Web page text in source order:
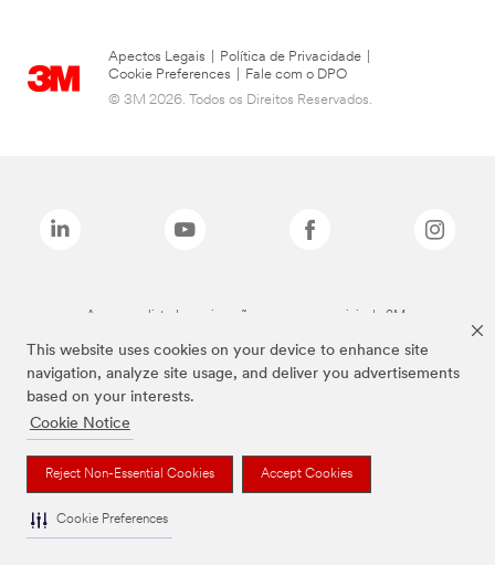
This website uses cookies on your device to enhance site
navigation, analyze site usage, and deliver you advertisements
based on your interests.
Cookie Notice
Reject Non-Essential Cookies Accept Cookies
Cookie Preferences
Apectos Legais Política de Privacidade
Cookie Preferences
Fale com o DPO
© 3M 2026. Todos os Direitos Reservados.
As marcas listadas a cima são marcas comerciais da 3M.